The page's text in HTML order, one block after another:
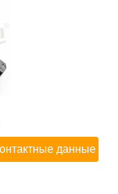
данные